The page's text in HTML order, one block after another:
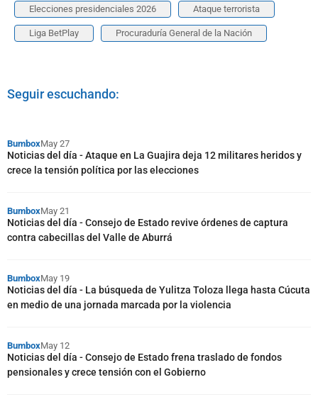
Elecciones presidenciales 2026 Ataque terrorista
Liga BetPlay Procuraduría General de la Nación
Seguir escuchando:
BumboxMay 27
Noticias del día - Ataque en La Guajira deja 12 militares heridos y
crece la tensión política por las elecciones
BumboxMay 21
Noticias del día - Consejo de Estado revive órdenes de captura
contra cabecillas del Valle de Aburrá
BumboxMay 19
Noticias del día - La búsqueda de Yulitza Toloza llega hasta Cúcuta
en medio de una jornada marcada por la violencia
BumboxMay 12
Noticias del día - Consejo de Estado frena traslado de fondos
pensionales y crece tensión con el Gobierno